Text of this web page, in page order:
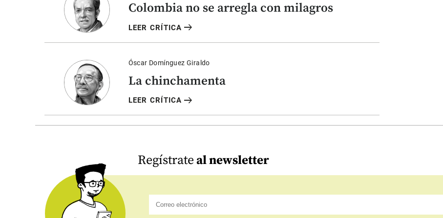
Colombia no se arregla con milagros
LEER CRÍTICA arrow_right_alt
Óscar Domínguez Giraldo
La chinchamenta
LEER CRÍTICA arrow_right_alt
Regístrateal newsletter